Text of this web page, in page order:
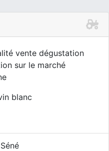
vente dégustation
sur le marché
blanc